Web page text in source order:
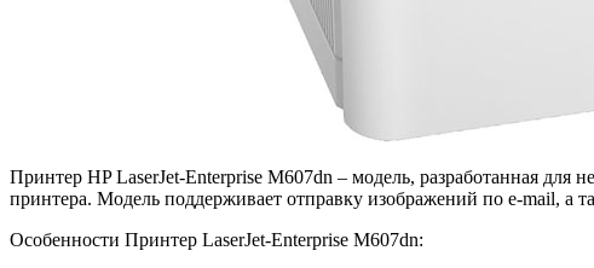
Принтер HP LaserJet-Enterprise M607dn – модель, разработанная
принтера. Модель поддерживает отправку изображений по e-mail, а
Особенности Принтер LaserJet-Enterprise M607dn: